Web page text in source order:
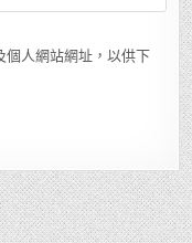
個人網站網址，以供下